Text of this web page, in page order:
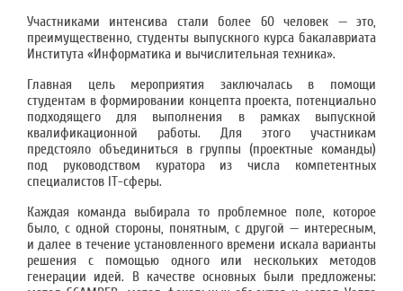
Участниками интенсива стали более 60 человек — это,
преимущественно, студенты выпускного курса бакалавриата
Института «Информатика и вычислительная техника».
Главная цель мероприятия заключалась в помощи
студентам в формировании концепта проекта, потенциально
подходящего для выполнения в рамках выпускной
квалификационной работы. Для этого участникам
предстояло объединиться в группы (проектные команды)
под руководством куратора из числа компетентных
специалистов IT-сферы.
Каждая команда выбирала то проблемное поле, которое
было, с одной стороны, понятным, с другой — интересным,
и далее в течение установленного времени искала варианты
решения с помощью одного или нескольких методов
генерации идей. В качестве основных были предложены: